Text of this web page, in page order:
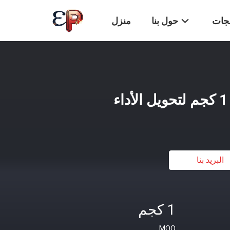
منزل حول بنا
البريد بنا
1 كجم